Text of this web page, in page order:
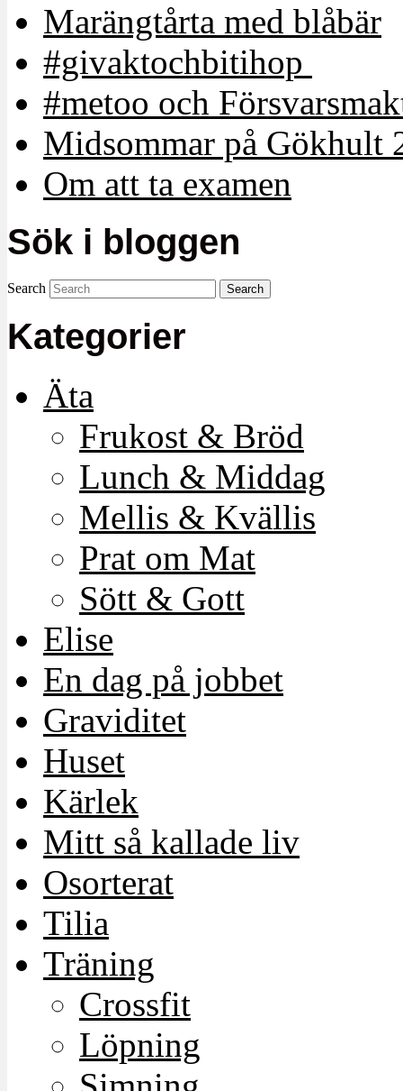
Marängtårta med blåbär
#givaktochbitihop
#metoo och
Midsommar på Gökhult
Om att ta examen
Sök i bloggen
Search
Kategorier
Äta
Frukost & Bröd
Lunch & Middag
Mellis & Kvällis
Prat om Mat
Sött & Gott
Elise
En dag på jobbet
Graviditet
Huset
Kärlek
Mitt så kallade liv
Osorterat
Tilia
Träning
Crossfit
Löpning